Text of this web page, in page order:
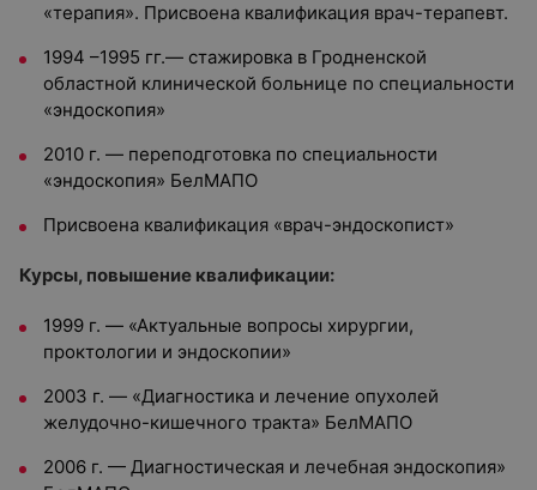
«терапия». Присвоена квалификация врач-терапевт.
1994 –1995 гг.— стажировка в Гродненской
областной клинической больнице по специальности
«эндоскопия»
2010 г. — переподготовка по специальности
«эндоскопия» БелМАПО
Присвоена квалификация «врач-эндоскопист»
Курсы, повышение квалификации:
1999 г. — «Актуальные вопросы хирургии,
проктологии и эндоскопии»
2003 г. — «Диагностика и лечение опухолей
желудочно-кишечного тракта» БелМАПО
2006 г. — Диагностическая и лечебная эндоскопия»